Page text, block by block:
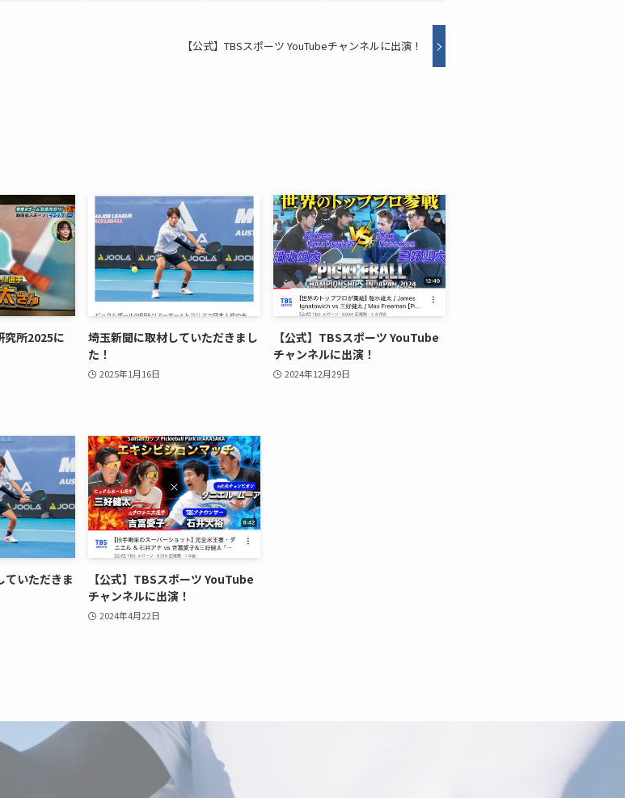
【公式】TBSスポーツ YouTubeチャンネルに出演！
究所2025に
埼玉新聞に取材していただきまし
た！
2025年1月16日
【公式】TBSスポーツ YouTube
チャンネルに出演！
2024年12月29日
ていただきま
【公式】TBSスポーツ YouTube
チャンネルに出演！
2024年4月22日